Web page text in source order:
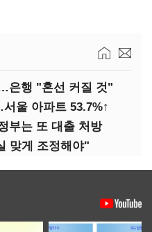
은행 "혼선 커질 것"
울 아파트 53.7%↑
부는 또 대출 처방
맞게 조정해야"